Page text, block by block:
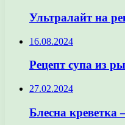
Ультралайт на
16.08.2024
Рецепт супа из
27.02.2024
Блесна